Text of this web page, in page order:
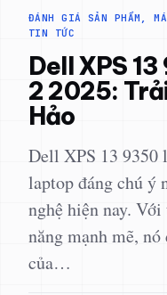
ĐÁNH GIÁ SẢN PHẨM ,
TIN TỨC
Dell XPS
2 2025:
Hảo
Dell XPS 13 9350
laptop đáng chú ý
nghệ hiện nay.
năng mạnh mẽ,
của…